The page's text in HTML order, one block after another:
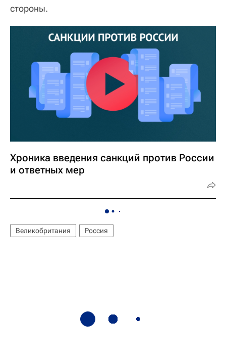
стороны.
Хроника введения санкций против России
и ответных мер
Великобритания Россия